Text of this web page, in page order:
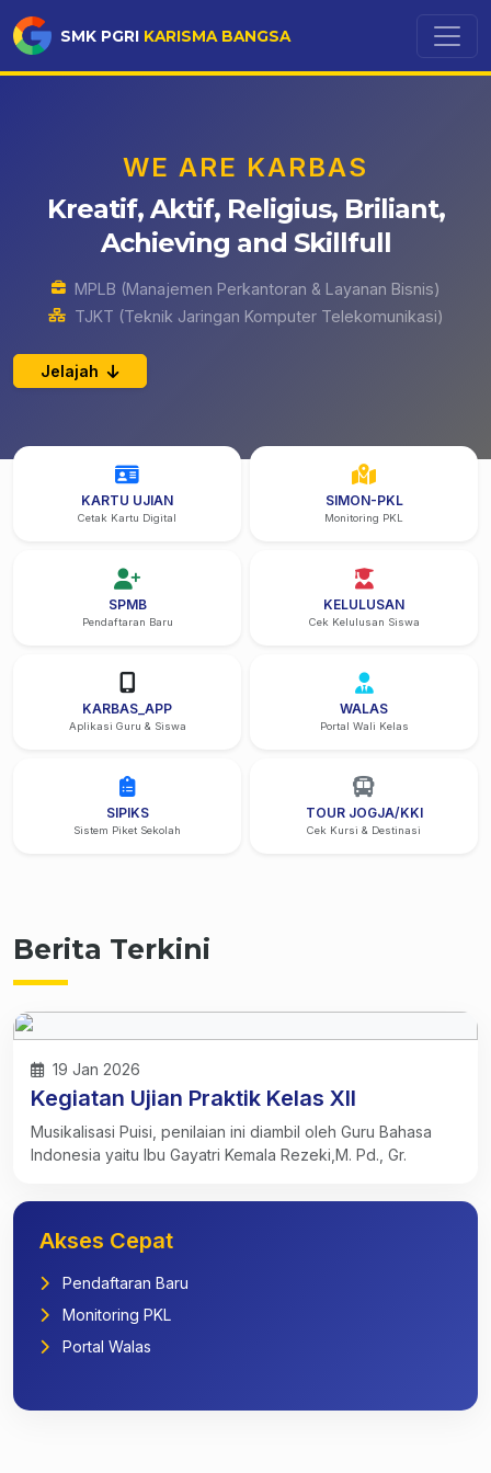
SMK PGRI KARISMA BANGSA
WE ARE KARBAS
Kreatif, Aktif, Religius, Briliant,
Achieving and Skillfull
MPLB (Manajemen Perkantoran & Layanan Bisnis)
TJKT (Teknik Jaringan Komputer Telekomunikasi)
Jelajah
KARTU UJIAN
Cetak Kartu Digital
SIMON-PKL
Monitoring PKL
SPMB
Pendaftaran Baru
KELULUSAN
Cek Kelulusan Siswa
KARBAS_APP
Aplikasi Guru & Siswa
WALAS
Portal Wali Kelas
SIPIKS
Sistem Piket Sekolah
TOUR JOGJA/KKI
Cek Kursi & Destinasi
Berita Terkini
19 Jan 2026
Kegiatan Ujian Praktik Kelas XII
Musikalisasi Puisi, penilaian ini diambil oleh Guru Bahasa
Indonesia yaitu Ibu Gayatri Kemala Rezeki,M. Pd., Gr.
Akses Cepat
Pendaftaran Baru
Monitoring PKL
Portal Walas